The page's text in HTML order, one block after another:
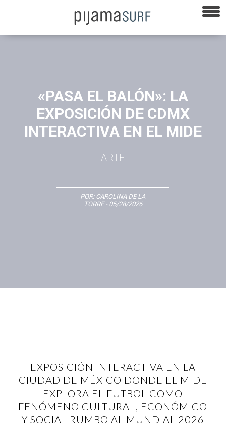
«PASA EL BALÓN»: LA
EXPOSICIÓN DE CDMX
INTERACTIVA EN EL MIDE
ARTE
POR: CAROLINA DE LA
TORRE- 05/28/2026
EXPOSICIÓN INTERACTIVA EN LA
CIUDAD DE MÉXICO DONDE EL MIDE
EXPLORA EL FUTBOL COMO
FENÓMENO CULTURAL, ECONÓMICO
Y SOCIAL RUMBO AL MUNDIAL 2026